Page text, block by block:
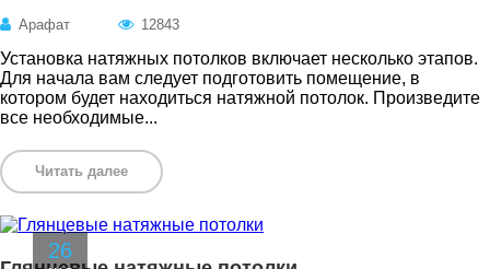
Арафат 12843
Установка натяжных потолков включает несколько этапов.
Для начала вам следует подготовить помещение, в
котором будет находиться натяжной потолок. Произведите
все необходимые...
Читать далее
26